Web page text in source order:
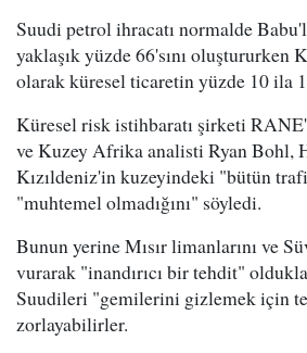
Suudi petrol ihracatı normalde
yaklaşık yüzde 66'sını oluştururken
olarak küresel ticaretin yüzde 10 ila
Küresel risk istihbaratı şirketi
ve Kuzey Afrika analisti Ryan Bohl,
Kızıldeniz'in kuzeyindeki "bütün
"muhtemel olmadığını" söyledi.
Bunun yerine Mısır limanlarını ve
vurarak "inandırıcı bir tehdit"
Suudileri "gemilerini gizlemek için
zorlayabilirler.